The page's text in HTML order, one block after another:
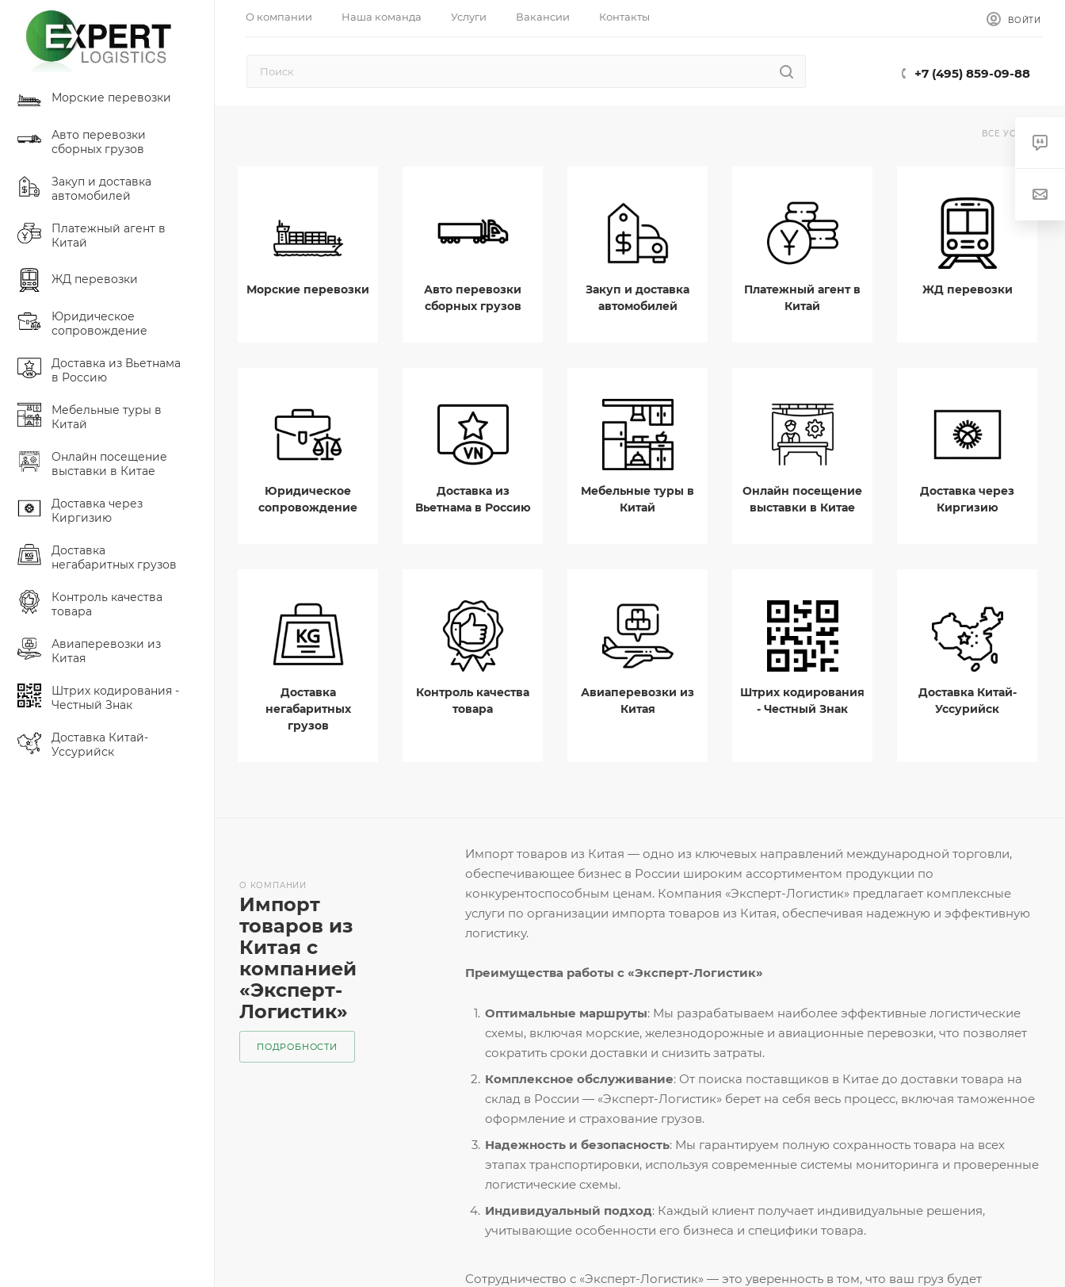
О компании Наша команда Услуги Вакансии Контакты ВОЙТИ
+7 (495) 859-09-88
Морские перевозки
Авто перевозки
сборных грузов
Закуп и доставка
автомобилей
Платежный агент в
Китай
ЖД перевозки
Юридическое
сопровождение
Доставка из Вьетнама
в Россию
Мебельные туры в
Китай
Онлайн посещение
выставки в Китае
Доставка через
Киргизию
Доставка
негабаритных грузов
Контроль качества
товара
Авиаперевозки из
Китая
Штрих кодирования -
Честный Знак
Доставка Китай-
Уссурийск
ВСЕ УСЛУГИ
Морские перевозки
Авто перевозки
сборных грузов
Закуп и доставка
автомобилей
Платежный агент в
Китай
ЖД перевозки
Юридическое
сопровождение
Доставка из
Вьетнама в Россию
Мебельные туры в
Китай
Онлайн посещение
выставки в Китае
Доставка через
Киргизию
Доставка
негабаритных
грузов
Контроль качества
товара
Авиаперевозки из
Китая
Штрих кодирования
- Честный Знак
Доставка Китай-
Уссурийск
Импорт товаров из Китая — одно из ключевых направлений международной торговли,
обеспечивающее бизнес в России широким ассортиментом продукции по
конкурентоспособным ценам. Компания «Эксперт-Логистик» предлагает комплексные
услуги по организации импорта товаров из Китая, обеспечивая надежную и эффективную
логистику.
Преимущества работы с «Эксперт-Логистик»
Оптимальные маршруты: Мы разрабатываем наиболее эффективные логистические
схемы, включая морские, железнодорожные и авиационные перевозки, что позволяет
сократить сроки доставки и снизить затраты.
Комплексное обслуживание: От поиска поставщиков в Китае до доставки товара на
склад в России — «Эксперт-Логистик» берет на себя весь процесс, включая таможенное
оформление и страхование грузов.
Надежность и безопасность: Мы гарантируем полную сохранность товара на всех
этапах транспортировки, используя современные системы мониторинга и проверенные
логистические схемы.
Индивидуальный подход: Каждый клиент получает индивидуальные решения,
учитывающие особенности его бизнеса и специфики товара.
Сотрудничество с «Эксперт-Логистик» — это уверенность в том, что ваш груз будет
О КОМПАНИИ
Импорт
товаров из
Китая с
компанией
«Эксперт-
Логистик»
ПОДРОБНОСТИ